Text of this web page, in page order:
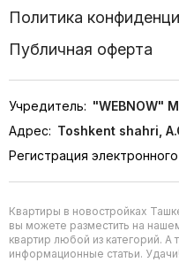
Политика
Публичная оферта
Учредитель: "WEBNOW"
Адрес: Toshkent shahri,
Регистрация
Квартиры в новостройках
вы можете разместить на
квартир любой из категорий. А
информационные статьи. Удачи!